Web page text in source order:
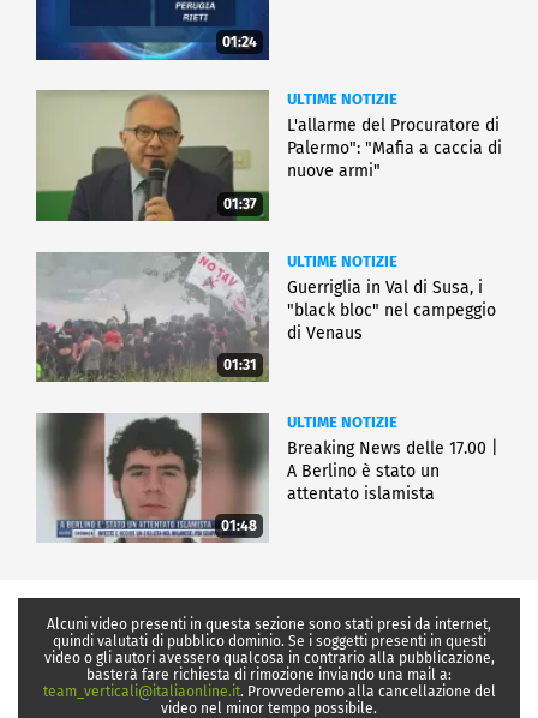
01:24
01:37
ULTIME NOTIZIE
L'allarme del Procuratore di
Palermo": "Mafia a caccia di
nuove armi"
01:31
ULTIME NOTIZIE
Guerriglia in Val di Susa, i
"black bloc" nel campeggio
di Venaus
01:48
ULTIME NOTIZIE
Breaking News delle 17.00 |
A Berlino è stato un
attentato islamista
Alcuni video presenti in questa sezione sono stati presi da internet,
quindi valutati di pubblico dominio. Se i soggetti presenti in questi
video o gli autori avessero qualcosa in contrario alla pubblicazione,
basterà fare richiesta di rimozione inviando una mail a:
team_verticali@italiaonline.it. Provvederemo alla cancellazione del
video nel minor tempo possibile.